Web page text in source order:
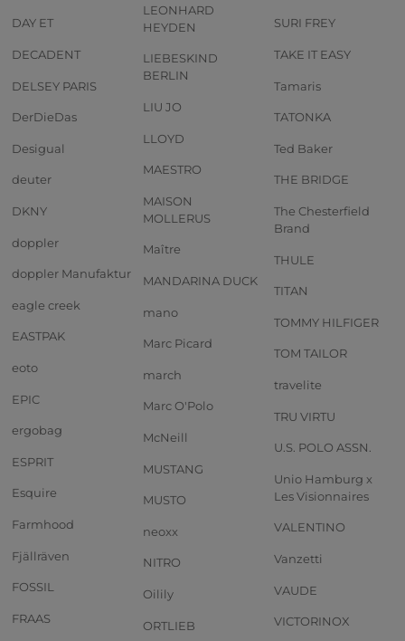
DAY ET
DECADENT
DELSEY PARIS
DerDieDas
Desigual
deuter
DKNY
doppler
doppler Manufaktur
eagle creek
EASTPAK
eoto
EPIC
ergobag
ESPRIT
Esquire
Farmhood
Fjällräven
FOSSIL
FRAAS
LEONHARD
HEYDEN
LIEBESKIND
BERLIN
LIU JO
LLOYD
MAESTRO
MAISON
MOLLERUS
Maître
MANDARINA DUCK
mano
Marc Picard
march
Marc O'Polo
McNeill
MUSTANG
MUSTO
neoxx
NITRO
Oilily
ORTLIEB
SURI FREY
TAKE IT EASY
Tamaris
TATONKA
Ted Baker
THE BRIDGE
The Chesterfield
Brand
THULE
TITAN
TOMMY HILFIGER
TOM TAILOR
travelite
TRU VIRTU
U.S. POLO ASSN.
Unio Hamburg x
Les Visionnaires
VALENTINO
Vanzetti
VAUDE
VICTORINOX